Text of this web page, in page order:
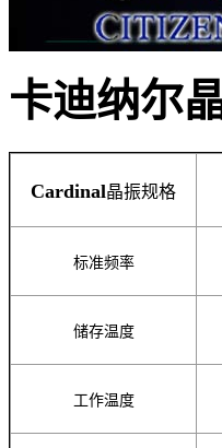
卡迪纳尔
Cardinal晶振规格
标准频率
储存温度
工作温度